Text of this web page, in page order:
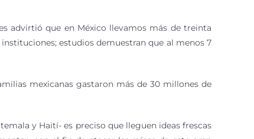
advirtió que en México llevamos más de treinta
estudios demuestran que al menos 7
mexicanas gastaron más de 30 millones de
y Haití- es preciso que lleguen ideas frescas